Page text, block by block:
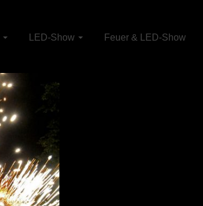
LED-Show Feuer & LED-Show